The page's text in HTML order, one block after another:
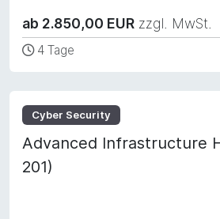
ab 2.850,00 EUR zzgl. MwSt.
4 Tage
Cyber Security
Advanced Infrastructure
201)